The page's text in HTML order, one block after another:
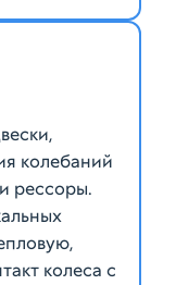
колебаний
рессоры.
колеса с